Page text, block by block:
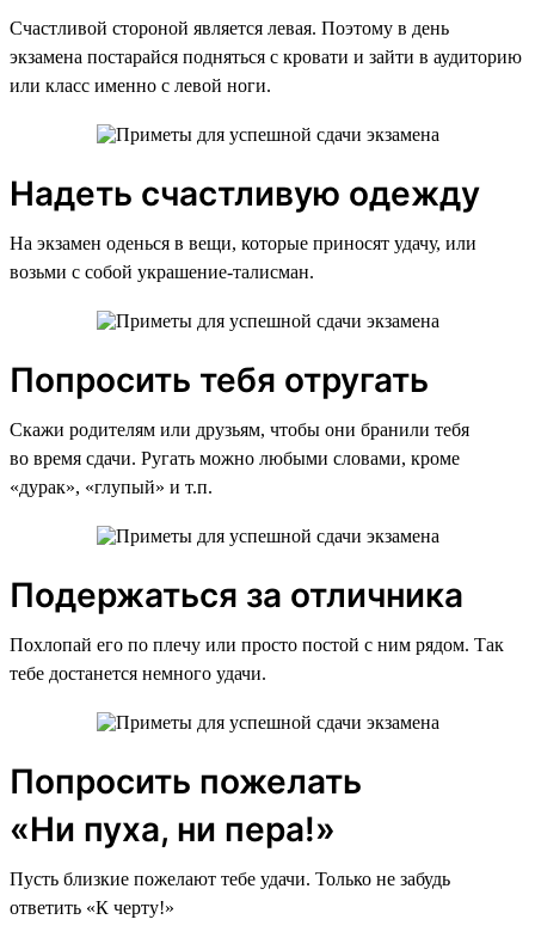
Счастливой стороной является левая. Поэтому в день
экзамена постарайся подняться с кровати и зайти в аудиторию
или класс именно с левой ноги.
Надеть счастливую одежду
На экзамен оденься в вещи, которые приносят удачу, или
возьми с собой украшение-талисман.
Попросить тебя отругать
Скажи родителям или друзьям, чтобы они бранили тебя
во время сдачи. Ругать можно любыми словами, кроме
«дурак», «глупый» и т.п.
Подержаться за отличника
Похлопай его по плечу или просто постой с ним рядом. Так
тебе достанется немного удачи.
Попросить пожелать
«Ни пуха, ни пера!»
Пусть близкие пожелают тебе удачи. Только не забудь
ответить «К черту!»